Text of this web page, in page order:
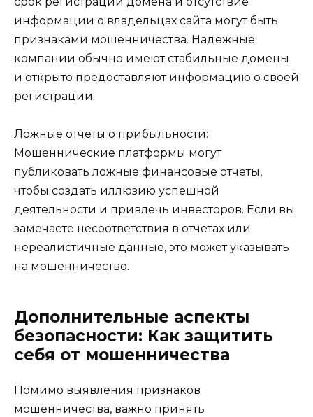
информации о владельцах сайта могут быть
признаками мошенничества. Надежные
компании обычно имеют стабильные домены
и открыто предоставляют информацию о своей
регистрации.
Ложные отчеты о прибыльности:
Мошеннические платформы могут
публиковать ложные финансовые отчеты,
чтобы создать иллюзию успешной
деятельности и привлечь инвесторов. Если вы
замечаете несоответствия в отчетах или
нереалистичные данные, это может указывать
на мошенничество.
Дополнительные аспекты
безопасности: Как защитить
себя от мошенничества
Помимо выявления признаков
мошенничества, важно принять